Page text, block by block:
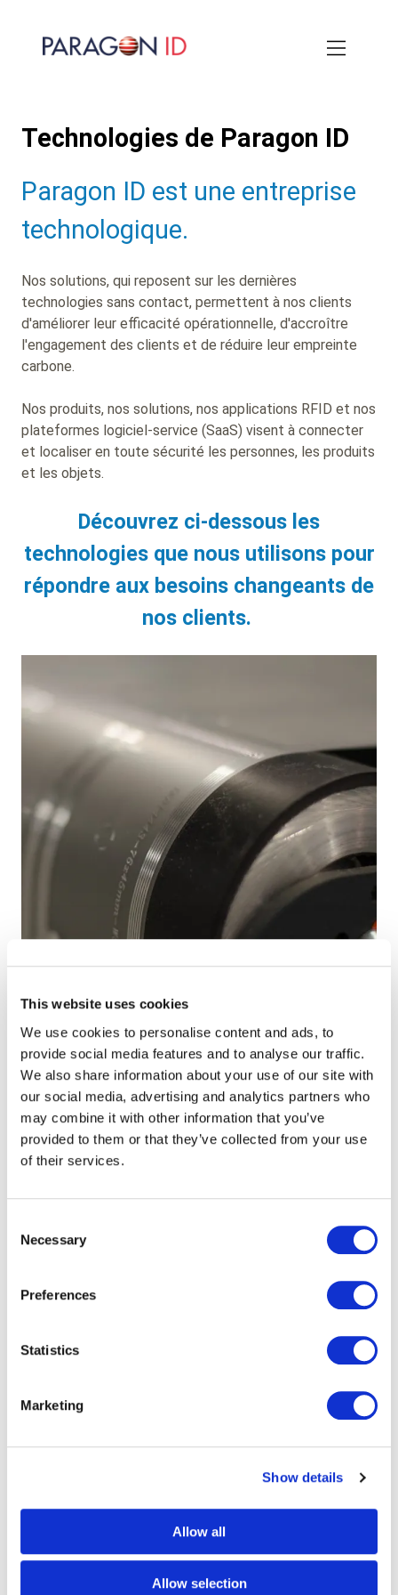
This website uses cookies
We use cookies to personalise content and ads, to
provide social media features and to analyse our traffic.
We also share information about your use of our site with
our social media, advertising and analytics partners who
may combine it with other information that you’ve
provided to them or that they’ve collected from your use
of their services.
Selection
Necessary
Preferences
Statistics
Marketing
Show details
Allow all
Allow selection
contenu
Technologies de Paragon ID
Paragon ID est une entreprise
technologique.
Nos solutions, qui reposent sur les dernières
technologies sans contact, permettent à nos clients
d'améliorer leur efficacité opérationnelle, d'accroître
l'engagement des clients et de réduire leur empreinte
carbone.
Nos produits, nos solutions, nos applications RFID et nos
plateformes logiciel-service (SaaS) visent à connecter
et localiser en toute sécurité les personnes, les produits
et les objets.
Découvrez ci-dessous les
technologies que nous utilisons pour
répondre aux besoins changeants de
nos clients.
Technologie RFID
L'identification par radiofréquence (RFID)
est une technologie utilisée pour identifier
des objets ou des personnes. La RFID est
basée sur l'utilisation d'ondes
radioélectriques qui lisent les données
contenues dans une étiquette RFID.
Plateforme RTLS